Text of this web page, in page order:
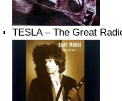
TESLA – The Great